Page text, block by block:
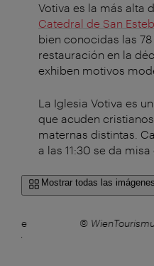
Votiva es la más alta
Catedral de San
bien conocidas las
restauración en la
exhiben motivos
La Iglesia Votiva es
que acuden
maternas distintas.
a las 11:30 se da
Mostrar todas las imágenes
de
©